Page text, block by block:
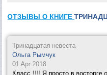
ОТЗЫВЫ О КНИГЕ
Тринадцатая невеста
Ольга Рымчук
01 Apr 2018
Класс !!!! Я просто в восторге